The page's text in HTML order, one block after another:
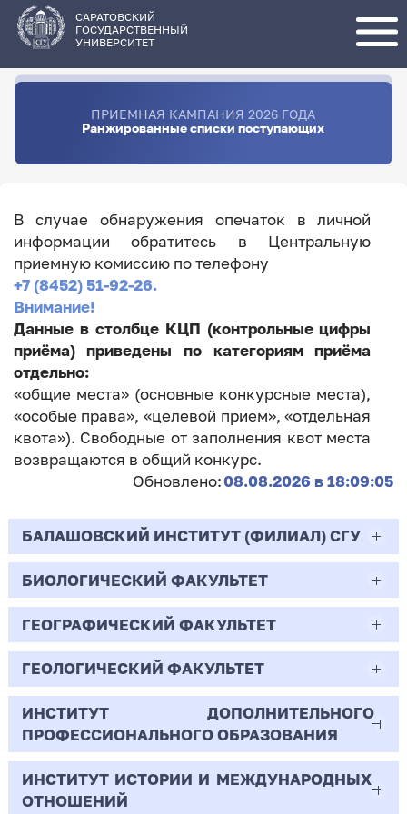
основному
содержанию
САРАТОВСКИЙ
ГОСУДАРСТВЕННЫЙ
УНИВЕРСИТЕТ
ПРИЕМНАЯ КАМПАНИЯ 2026 ГОДА
Ранжированные списки поступающих
В случае обнаружения опечаток в личной
информации обратитесь в Центральную
приемную комиссию по телефону
+7 (8452) 51-92-26.
Внимание!
Данные в столбце КЦП (контрольные цифры
приёма) приведены по категориям приёма
отдельно:
«общие места» (основные конкурсные места),
«особые права», «целевой прием», «отдельная
квота»). Свободные от заполнения квот места
возвращаются в общий конкурс.
Обновлено:08.08.2026 в 18:09:05
БАЛАШОВСКИЙ ИНСТИТУТ (ФИЛИАЛ) СГУ
44.03.02
Психолого-педагогическое образование
Очная | Бакалавр
Всего бюджетных мест - 10
Бюджет/
Общие места
Профиль: Практическая
психология образования
БИОЛОГИЧЕСКИЙ ФАКУЛЬТЕТ
06.03.01
Биология
Очная | Бакалавр
Всего бюджетных мест - 50
Бюджет/Общие места
ГЕОГРАФИЧЕСКИЙ ФАКУЛЬТЕТ
05.03.02
География
Очная | Бакалавр
Всего бюджетных мест - 15
ГЕОЛОГИЧЕСКИЙ ФАКУЛЬТЕТ
05.03.01
Геология
Очная | Бакалавр
ИНСТИТУТ ДОПОЛНИТЕЛЬНОГО
ПРОФЕССИОНАЛЬНОГО ОБРАЗОВАНИЯ
38.03.02
ИНСТИТУТ ИСТОРИИ И МЕЖДУНАРОДНЫХ
ОТНОШЕНИЙ